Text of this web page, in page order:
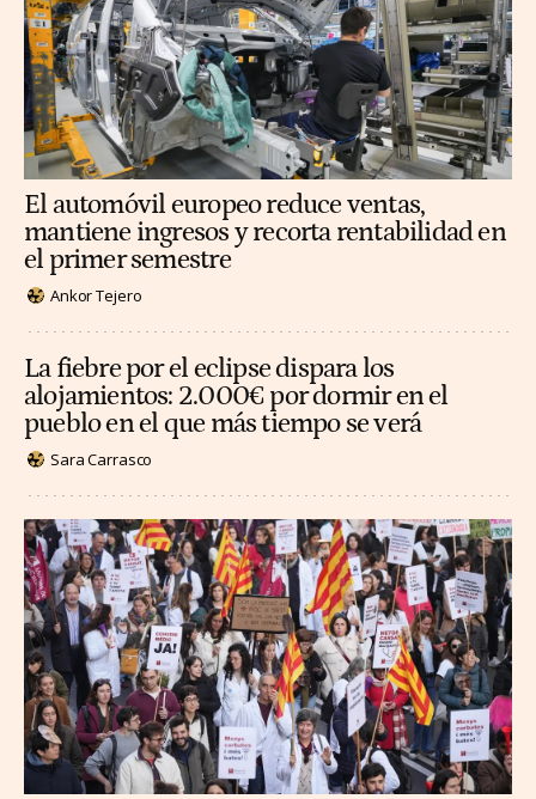
El automóvil europeo reduce ventas,
mantiene ingresos y recorta rentabilidad en
el primer semestre
Ankor Tejero
La fiebre por el eclipse dispara los
alojamientos: 2.000€ por dormir en el
pueblo en el que más tiempo se verá
Sara Carrasco